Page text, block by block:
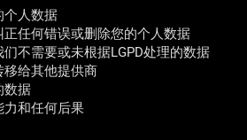
个人数据
任何错误或删除您的个人数据
不需要或未根据LGPD处理的数据
给其他提供商
数据
和任何后果